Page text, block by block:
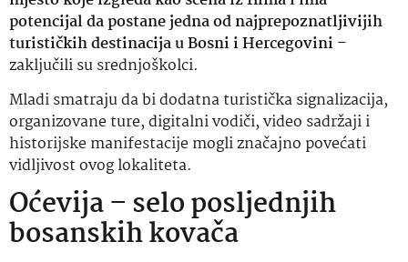
potencijal da postane jedna od najprepoznatljivijih
turističkih destinacija u Bosni i Hercegovini–
zaključili su srednjoškolci.
Mladi smatraju da bi dodatna turistička signalizacija,
organizovane ture, digitalni vodiči, video sadržaji i
historijske manifestacije mogli značajno povećati
vidljivost ovog lokaliteta.
Oćevija – selo posljednjih
bosanskih kovača